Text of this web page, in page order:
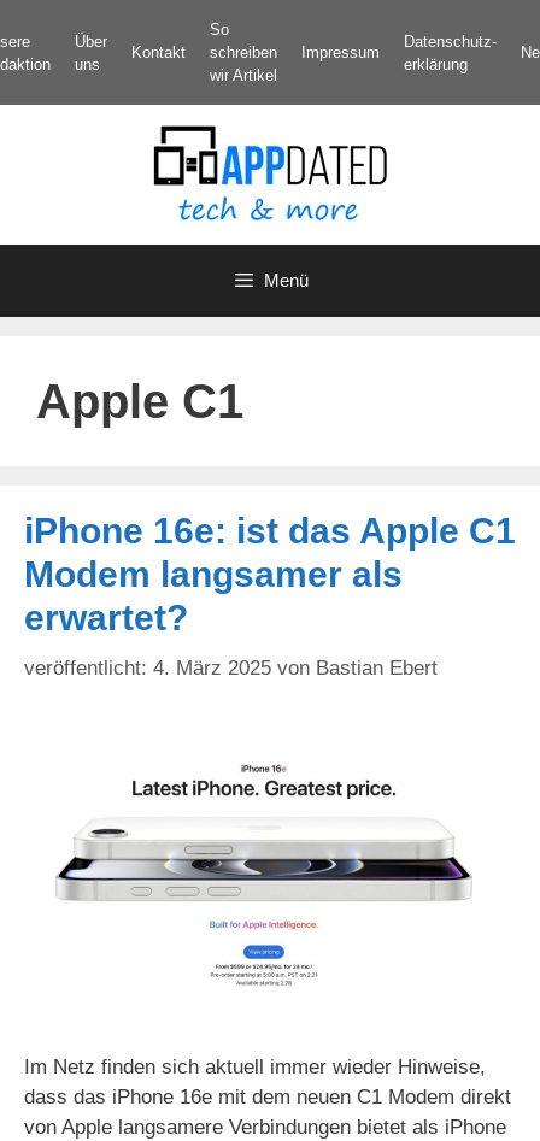
Inhalt
springen
Über
uns
Kontakt
So
schreiben
wir Artikel
Impressum
Datenschutz­
erklärung
Menü
Apple C1
iPhone 16e: ist das Apple C1
Modem langsamer als
erwartet?
4. März 2025 von Bastian Ebert
Im Netz finden sich aktuell immer wieder Hinweise,
dass das iPhone 16e mit dem neuen C1 Modem direkt
von Apple langsamere Verbindungen bietet als iPhone